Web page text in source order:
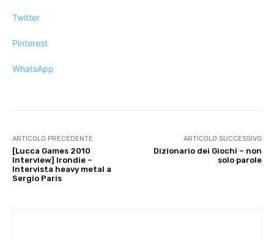
Twitter
Pinterest
WhatsApp
ARTICOLO PRECEDENTE
[Lucca Games 2010
Interview] Irondie –
Intervista heavy metal a
Sergio Paris
ARTICOLO SUCCESSIVO
Dizionario dei Giochi – non
solo parole